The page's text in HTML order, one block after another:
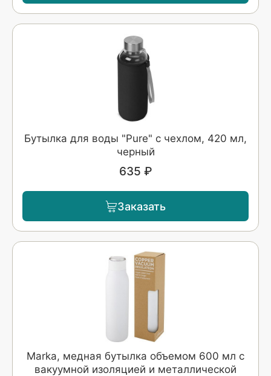
Бутылка для воды "Pure" c чехлом, 420 мл,
черный
635 ₽
Заказать
Marka, медная бутылка объемом 600 мл с
вакуумной изоляцией и металлической